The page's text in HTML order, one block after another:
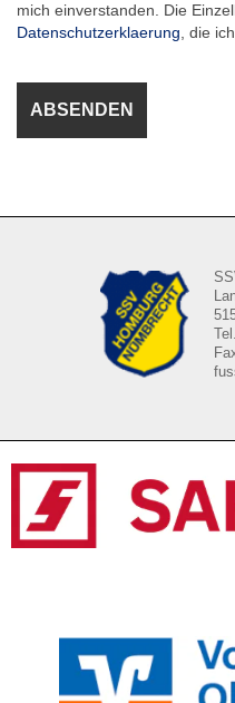
mich einverstanden. Die
Datenschutzerklaerung , die